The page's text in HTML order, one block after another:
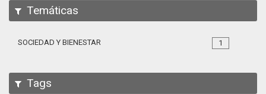
Temáticas
1
SOCIEDAD Y BIENESTAR
Tags